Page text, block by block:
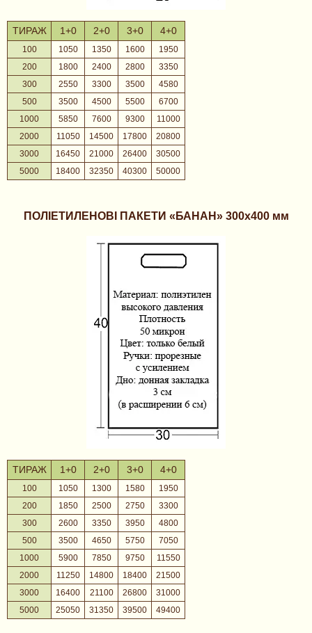
ТИРАЖ 1+0 2+0 3+0 4+0
100 1050 1350 1600
1950
200
1800 2400 2800
3350
300
2550 3300 3500
4580
500
3500 4500 5500
6700
1000
5850 7600 9300
11000
2000
11050 14500 17800
20800
3000
16450 21000 26400
30500
5000
18400 32350 40300 50000
ПОЛІЕТИЛЕНОВІ ПАКЕТИ «БАНАН» 300х400 мм
ТИРАЖ 1+0 2+0 3+0 4+0
100 1050 1300 1580
1950
200
1850 2500 2750
3300
300
2600 3350 3950
4800
500
3500 4650 5750
7050
1000
5900 7850 9750
11550
2000
11250 14800 18400
21500
3000
16400 21100 26800
31000
5000
25050 31350 39500 49400